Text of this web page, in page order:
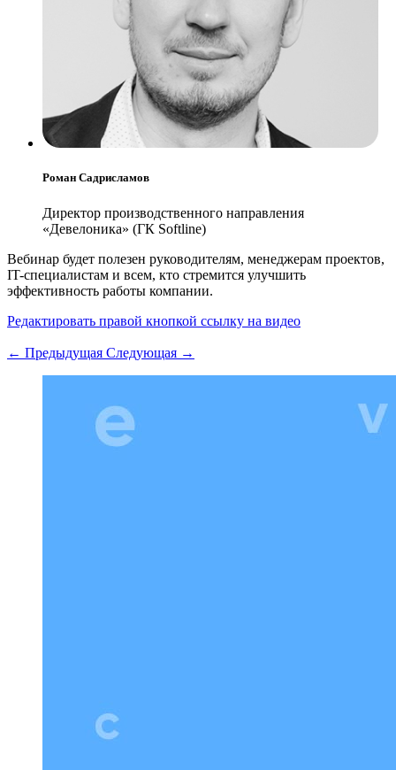
Роман Садрисламов
Директор производственного направления
«Девелоника» (ГК Softline)
Вебинар будет полезен руководителям, менеджерам проектов,
IT-специалистам и всем, кто стремится улучшить
эффективность работы компании.
Редактировать правой кнопкой ссылку на видео
← Предыдущая Следующая →